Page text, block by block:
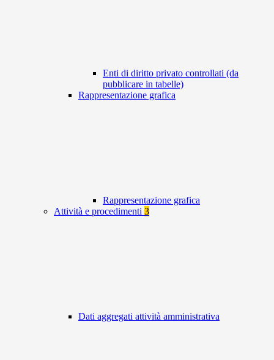
Enti di diritto privato controllati (da
pubblicare in tabelle)
Rappresentazione grafica
Rappresentazione grafica
Attività e procedimenti 3
Dati aggregati attività amministrativa